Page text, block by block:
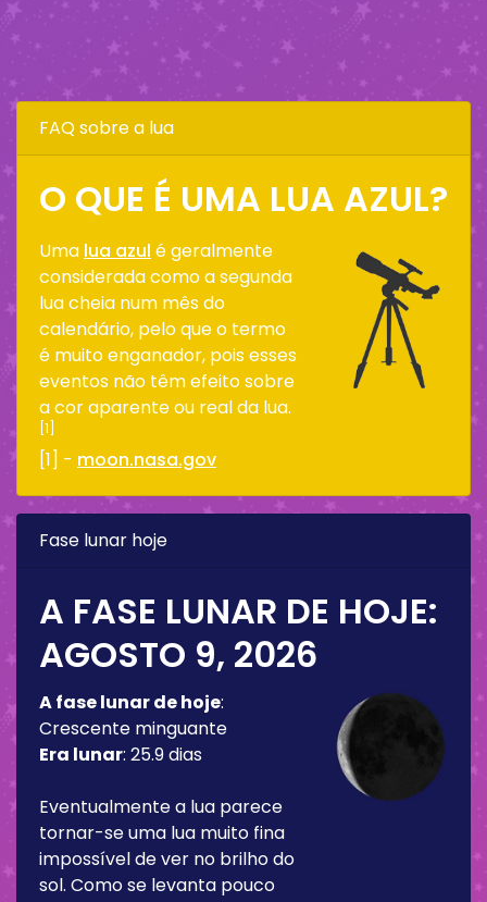
FAQ sobre a lua
O QUE É UMA LUA AZUL?
Uma lua azul é geralmente
considerada como a segunda
lua cheia num mês do
calendário, pelo que o termo
é muito enganador, pois esses
eventos não têm efeito sobre
a cor aparente ou real da lua.
[1]
[1] - moon.nasa.gov
Fase lunar hoje
A FASE LUNAR DE HOJE:
AGOSTO 9, 2026
A fase lunar de hoje:
Crescente minguante
Era lunar: 25.9 dias
Eventualmente a lua parece
tornar-se uma lua muito fina
impossível de ver no brilho do
sol. Como se levanta pouco